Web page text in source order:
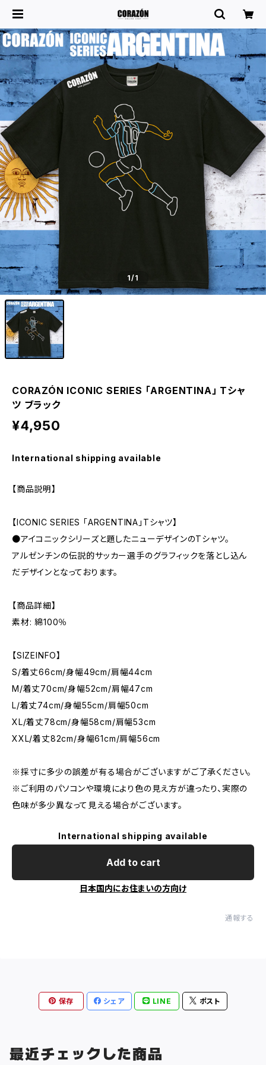
1/1
CORAZÓN ICONIC SERIES 「ARGENTINA」 Tシャ
ツ ブラック
¥4,950
International shipping available
【商品説明】
【ICONIC SERIES 「ARGENTINA」Tシャツ】
●アイコニックシリーズと題したニューデザインのTシャツ。
アルゼンチンの伝説的サッカー選手のグラフィックを落とし込ん
だデザインとなっております。
【商品詳細】
素材: 綿100％
【SIZEINFO】
S/着丈66cm/身幅49cm/肩幅44cm
M/着丈70cm/身幅52cm/肩幅47cm
L/着丈74cm/身幅55cm/肩幅50cm
XL/着丈78cm/身幅58cm/肩幅53cm
XXL/着丈82cm/身幅61cm/肩幅56cm
※採寸に多少の誤差が有る場合がございますがご了承ください。
※ご利用のパソコンや環境により色の見え方が違ったり、実際の
色味が多少異なって見える場合がございます。
International shipping available
Add to cart
日本国内にお住まいの方向け
通報する
保存 シェア LINE ポスト
最近チェックした商品